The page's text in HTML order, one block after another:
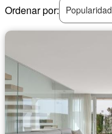
Ordenar por:
Popularidad